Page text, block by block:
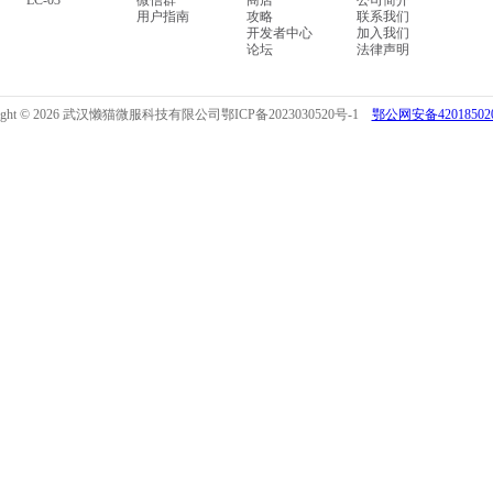
用户指南
攻略
开发者中心
论坛
联系我们
加入我们
法律声明
© 2026 武汉懒猫微服科技有限公司鄂ICP备2023030520号-1 鄂公网安备